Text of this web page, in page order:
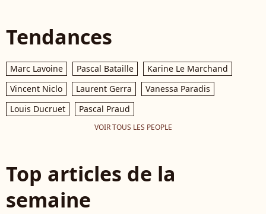
Tendances
Marc Lavoine Pascal Bataille
Karine Le Marchand
Vincent Niclo
Laurent Gerra
Vanessa Paradis
Louis Ducruet
Pascal Praud
VOIR TOUS LES PEOPLE
Top articles de la
semaine